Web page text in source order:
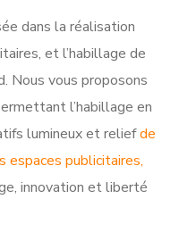
dans la réalisation
et l’habillage de
Nous vous proposons
l’habillage en
lumineux et reliefde
espaces publicitaires,
innovation et liberté